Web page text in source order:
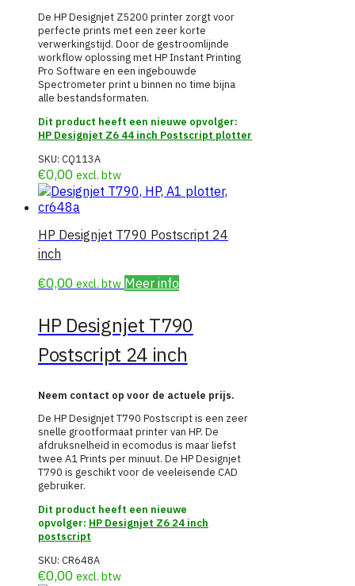
De HP Designjet Z5200 printer zorgt voor
perfecte prints met een zeer korte
verwerkingstijd. Door de gestroomlijnde
workflow oplossing met HP Instant Printing
Pro Software en een ingebouwde
Spectrometer print u binnen no time bijna
alle bestandsformaten.
Dit product heeft een nieuwe opvolger:
HP Designjet Z6 44 inch Postscript plotter
SKU: CQ113A
€0,00 excl. btw
HP Designjet T790 Postscript 24
inch
€0,00 excl. btw Meer info
HP Designjet T790
Postscript 24 inch
Neem contact op voor de actuele prijs.
De HP Designjet T790 Postscript is een zeer
snelle grootformaat printer van HP. De
afdruksnelheid in ecomodus is maar liefst
twee A1 Prints per minuut. De HP Designjet
T790 is geschikt voor de veeleisende CAD
gebruiker.
Dit product heeft een nieuwe
opvolger: HP Designjet Z6 24 inch
postscript
SKU: CR648A
€0,00 excl. btw